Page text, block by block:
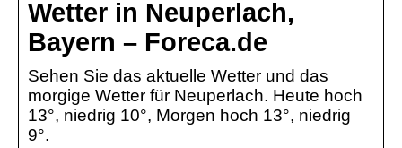
Wetter in Neuperlach,
Bayern – Foreca.de
Sehen Sie das aktuelle Wetter und das
morgige Wetter für Neuperlach. Heute hoch
13°, niedrig 10°, Morgen hoch 13°, niedrig
9°.